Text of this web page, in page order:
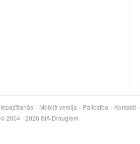
Iepazīšanās Mobilā versija Palīdzība Kontakti
© 2004 - 2026 SIA Draugiem